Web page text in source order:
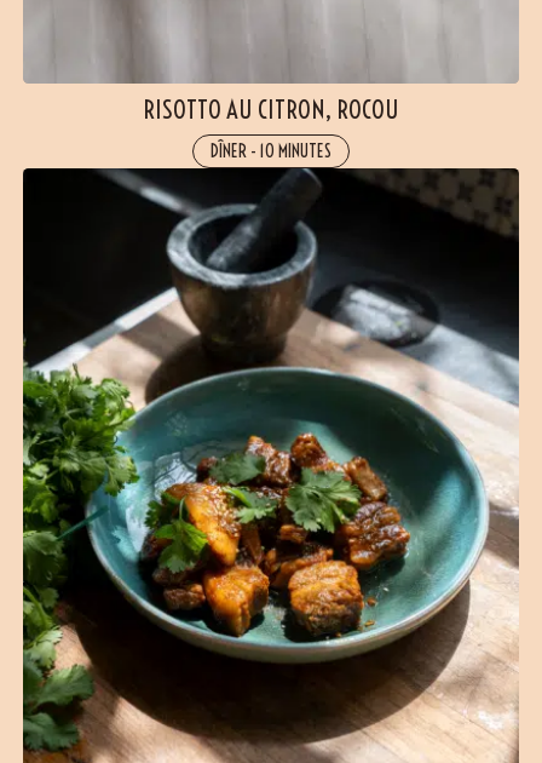
(21 avis)
RISOTTO AU CITRON, ROCOU
DÎNER - 10 MINUTES